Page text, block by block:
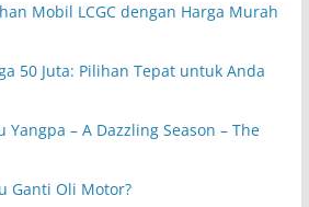
Mobil LCGC dengan Harga Murah
50 Juta: Pilihan Tepat untuk Anda
– A Dazzling Season – The
Ganti Oli Motor?